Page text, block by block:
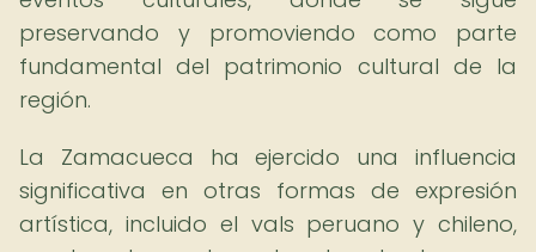
preservando y promoviendo como parte
fundamental del patrimonio cultural de la
región.
La Zamacueca ha ejercido una influencia
significativa en otras formas de expresión
artística, incluido el vals peruano y chileno,